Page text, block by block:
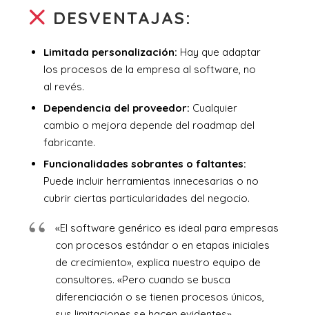
DESVENTAJAS:
Limitada personalización: Hay que adaptar
los procesos de la empresa al software, no
al revés.
Dependencia del proveedor: Cualquier
cambio o mejora depende del roadmap del
fabricante.
Funcionalidades sobrantes o faltantes:
Puede incluir herramientas innecesarias o no
cubrir ciertas particularidades del negocio.
«El software genérico es ideal para empresas
con procesos estándar o en etapas iniciales
de crecimiento», explica nuestro equipo de
consultores. «Pero cuando se busca
diferenciación o se tienen procesos únicos,